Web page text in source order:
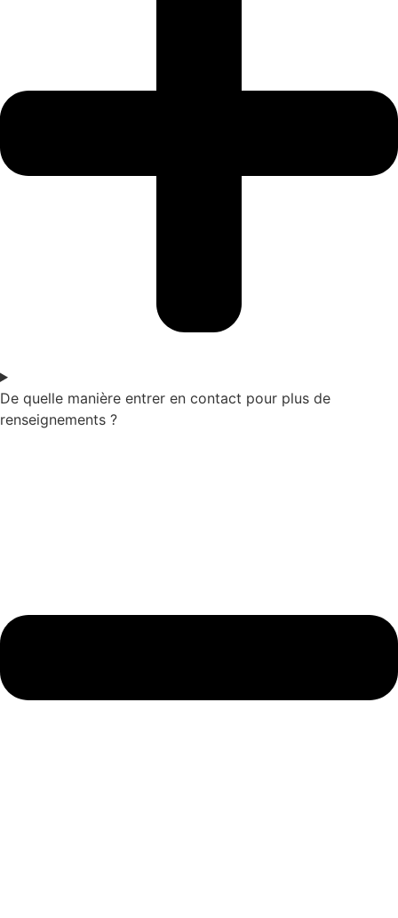
De quelle manière entrer en contact pour plus de
renseignements ?